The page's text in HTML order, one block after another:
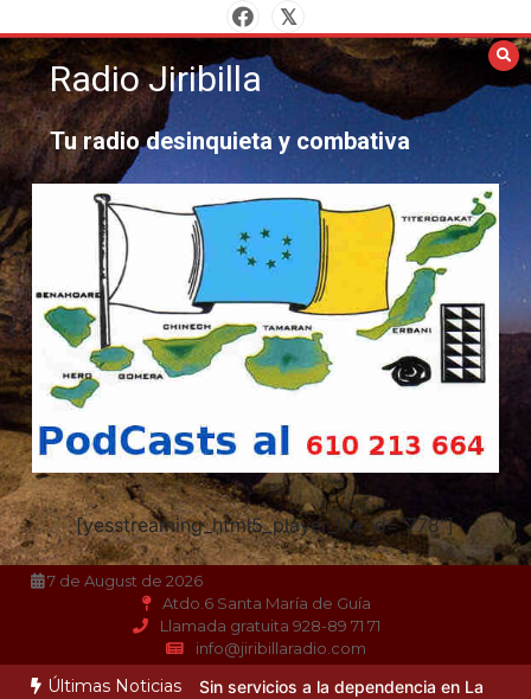
al
contenidoRadio Jiribilla
Tu radio desinquieta y combativa
[yesstreaming_html5_player_lite id="778"]
7 de August de 2026
Atdo.6 Santa María de Guía
Llamada gratuita 928-89 71 71
info@jiribillaradio.com
Últimas Noticias
Sin servicios a la dependencia en La